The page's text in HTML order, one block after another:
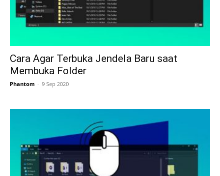
Cara Agar Terbuka Jendela Baru saat
Membuka Folder
Phantom - 9 Sep 2020